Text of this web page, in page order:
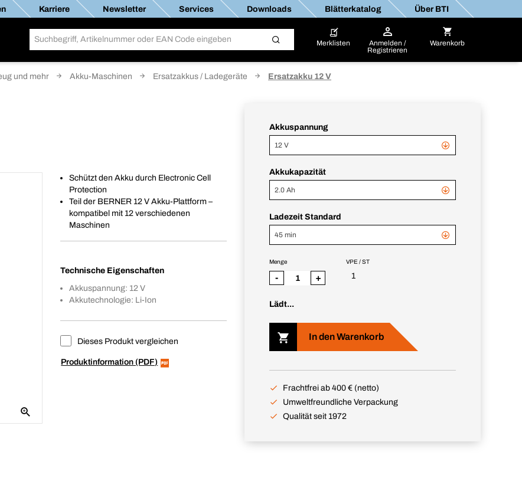
Karriere Newsletter Services Downloads Blätterkatalog Über BTI
Merklisten
Anmelden /
Registrieren
Warenkorb
und mehr Akku-Maschinen Ersatzakkus / Ladegeräte Ersatzakku 12 V
Schützt den Akku durch Electronic Cell
Protection
Teil der BERNER 12 V Akku-Plattform –
kompatibel mit 12 verschiedenen
Maschinen
Technische Eigenschaften
Akkuspannung: 12 V
Akkutechnologie: Li-Ion
Dieses Produkt vergleichen
Produktinformation (PDF)
Akkuspannung
12 V
Akkukapazität
2.0 Ah
Ladezeit Standard
45 min
VPE / ST
1
Menge
- +
Lädt...
In den Warenkorb
Frachtfrei ab 400 € (netto)
Umweltfreundliche Verpackung
Qualität seit 1972